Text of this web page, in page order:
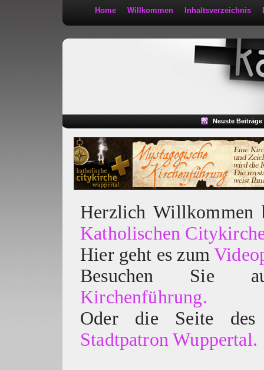
Home Willkommen Inhaltsverzeichnis
Neuste Beiträge
Herzlich
Katholischen
Hier geht es zum
Besuchen
Kirchenführung.
Oder die Seite des
Stadtpatron Wuppertal.